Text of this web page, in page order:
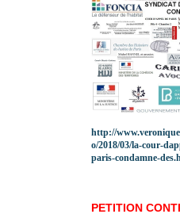
http://
o/2018/03/la-cour-
paris-condamne-
PETITION